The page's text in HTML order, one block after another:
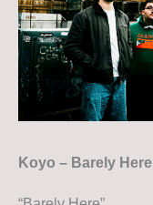
Koyo – Barely Here